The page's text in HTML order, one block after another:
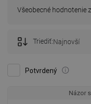
Všeobecné hodnotenie
Potvrdený
Triediť:Najnovší
Názor